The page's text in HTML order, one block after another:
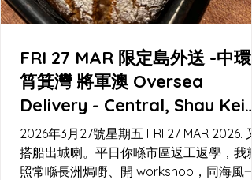
FRI 27 MAR 限定島外送 -中環
筲箕灣 將軍澳 Oversea
Delivery - Central, Shau Kei
Wan, Tseung Kwan O
2026年3月27號星期五 FRI 27 MAR 2026. 又
搭船出城喇。平日你喺市區返工返學，我就
照常喺長洲焗嘢、開 workshop，同海風一